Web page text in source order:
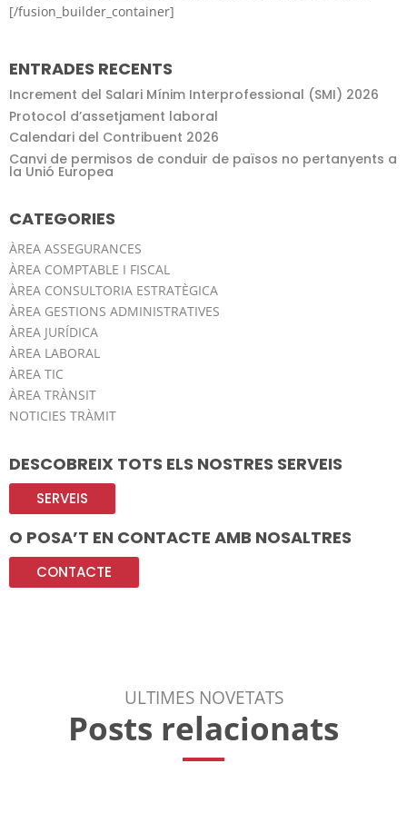
[/fusion_builder_container]
ENTRADES RECENTS
Increment del Salari Mínim Interprofessional (SMI) 2026
Protocol d’assetjament laboral
Calendari del Contribuent 2026
Canvi de permisos de conduir de països no pertanyents a
la Unió Europea
CATEGORIES
ÀREA ASSEGURANCES
ÀREA COMPTABLE I FISCAL
ÀREA CONSULTORIA ESTRATÈGICA
ÀREA GESTIONS ADMINISTRATIVES
ÀREA JURÍDICA
ÀREA LABORAL
ÀREA TIC
ÀREA TRÀNSIT
NOTICIES TRÀMIT
DESCOBREIX TOTS ELS NOSTRES SERVEIS
SERVEIS
O POSA’T EN CONTACTE AMB NOSALTRES
CONTACTE
ULTIMES NOVETATS
Posts relacionats